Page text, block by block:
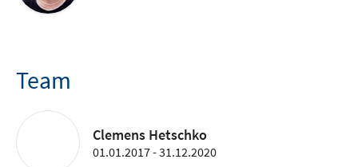
Team
Clemens Hetschko
01.01.2017 - 31.12.2020